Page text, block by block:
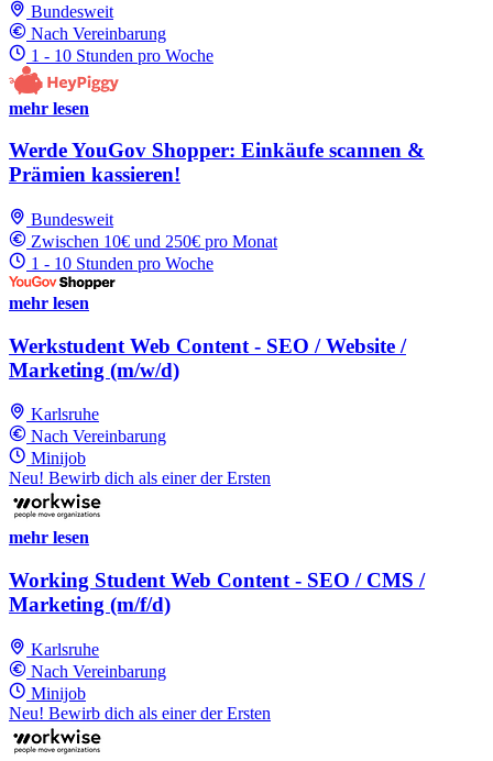
Bundesweit
Nach Vereinbarung
1 - 10 Stunden pro Woche
mehr lesen
Werde YouGov Shopper: Einkäufe scannen &
Prämien kassieren!
Bundesweit
Zwischen 10€ und 250€ pro Monat
1 - 10 Stunden pro Woche
mehr lesen
Werkstudent Web Content - SEO / Website /
Marketing (m/w/d)
Karlsruhe
Nach Vereinbarung
Minijob
Neu! Bewirb dich als einer der Ersten
mehr lesen
Working Student Web Content - SEO / CMS /
Marketing (m/f/d)
Karlsruhe
Nach Vereinbarung
Minijob
Neu! Bewirb dich als einer der Ersten